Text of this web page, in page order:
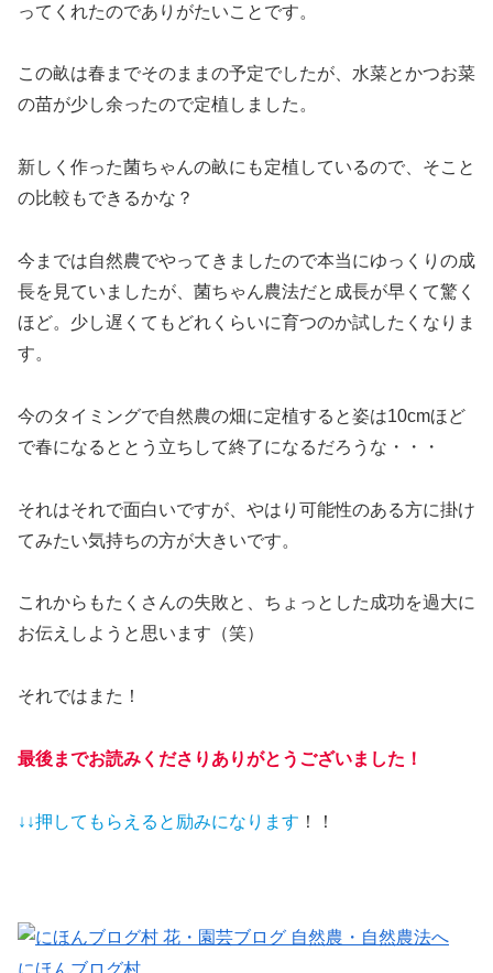
ってくれたのでありがたいことです。
この畝は春までそのままの予定でしたが、水菜とかつお菜
の苗が少し余ったので定植しました。
新しく作った菌ちゃんの畝にも定植しているので、そこと
の比較もできるかな？
今までは自然農でやってきましたので本当にゆっくりの成
長を見ていましたが、菌ちゃん農法だと成長が早くて驚く
ほど。少し遅くてもどれくらいに育つのか試したくなりま
す。
今のタイミングで自然農の畑に定植すると姿は10cmほど
で春になるととう立ちして終了になるだろうな・・・
それはそれで面白いですが、やはり可能性のある方に掛け
てみたい気持ちの方が大きいです。
これからもたくさんの失敗と、ちょっとした成功を過大に
お伝えしようと思います（笑）
それではまた！
最後までお読みくださりありがとうございました！
↓↓押してもらえると 励みになります ！！
にほんブログ村